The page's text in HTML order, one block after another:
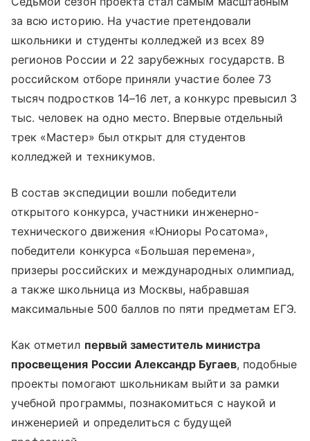
за всю историю. На участие претендовали
школьники и студенты колледжей из всех 89
регионов России и 22 зарубежных государств. В
российском отборе приняли участие более 73
тысяч подростков 14–16 лет, а конкурс превысил 3
тыс. человек на одно место. Впервые отдельный
трек «Мастер» был открыт для студентов
колледжей и техникумов.
В состав экспедиции вошли победители
открытого конкурса, участники инженерно-
технического движения «Юниоры Росатома»,
победители конкурса «Большая перемена»,
призеры российских и международных олимпиад,
а также школьница из Москвы, набравшая
максимальные 500 баллов по пяти предметам ЕГЭ.
Как отметил первый заместитель министра
просвещения России Александр Бугаев, подобные
проекты помогают школьникам выйти за рамки
учебной программы, познакомиться с наукой и
инженерией и определиться с будущей